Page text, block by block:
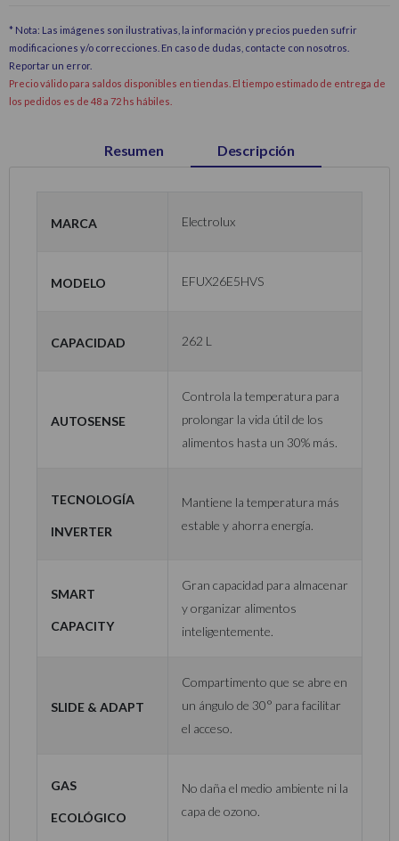
* Nota: Las imágenes son ilustrativas, la información y precios pueden sufrir
modificaciones y/o correcciones. En caso de dudas, contacte con nosotros.
Reportar un error.
Precio válido para saldos disponibles en tiendas. El tiempo estimado de entrega de
los pedidos es de 48 a 72 hs hábiles.
Resumen Descripción
Marca Electrolux
Modelo EFUX26E5HVS
Capacidad 262 L
AutoSense
Controla la temperatura para
prolongar la vida útil de los
alimentos hasta un 30% más.
Tecnología
Inverter
Mantiene la temperatura más
estable y ahorra energía.
Smart
Capacity
Gran capacidad para almacenar
y organizar alimentos
inteligentemente.
Slide & Adapt
Compartimento que se abre en
un ángulo de 30° para facilitar
el acceso.
Gas
Ecológico
No daña el medio ambiente ni la
capa de ozono.